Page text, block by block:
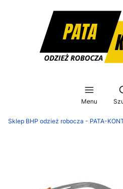
Menu
Sklep BHP odzież robocza - PATA-